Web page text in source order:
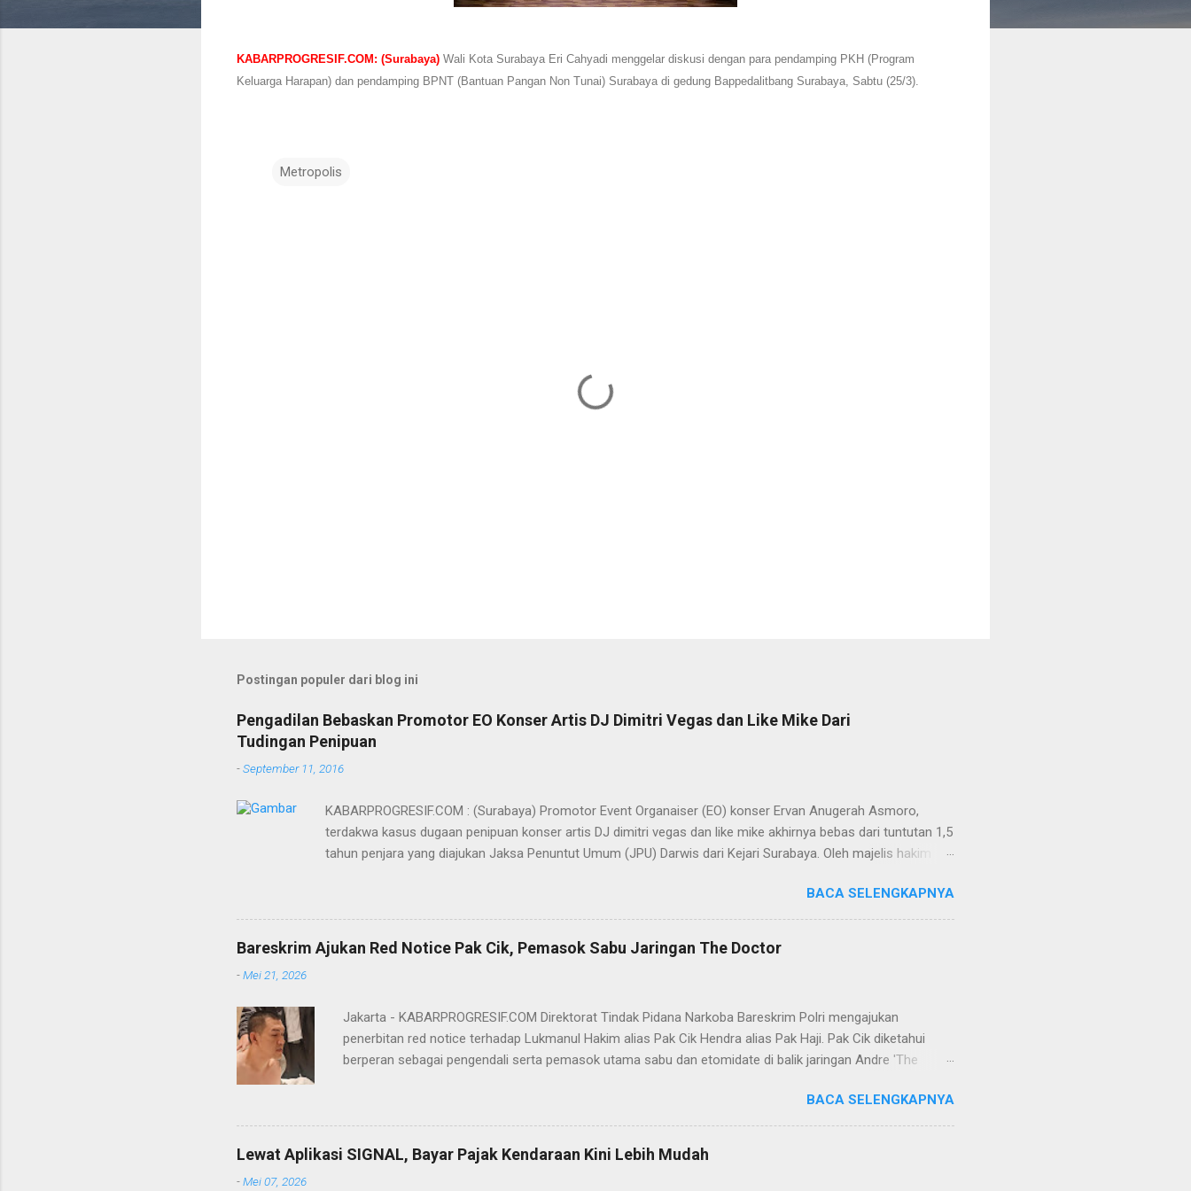
KABARPROGRESIF.COM: (Surabaya) Wali Kota Surabaya Eri Cahyadi menggelar diskusi dengan para pendamping PKH (Program
Keluarga Harapan) dan pendamping BPNT (Bantuan Pangan Non Tunai) Surabaya di gedung Bappedalitbang Surabaya, Sabtu (25/3).
Metropolis
Postingan populer dari blog ini
Pengadilan Bebaskan Promotor EO Konser Artis DJ Dimitri Vegas dan Like Mike Dari
Tudingan Penipuan
-September 11, 2016
KABARPROGRESIF.COM : (Surabaya) Promotor Event Organaiser (EO) konser Ervan Anugerah Asmoro,
terdakwa kasus dugaan penipuan konser artis DJ dimitri vegas dan like mike akhirnya bebas dari tuntutan 1,5
tahun penjara yang diajukan Jaksa Penuntut Umum (JPU) Darwis dari Kejari Surabaya. Oleh majelis hakim
pidana. Dalam pertimbangannya, hakim Sigit menerangkan, majelis hakim berpendapat bahwa perbuatan
terdakwa Ervan tersebut tidak terdapat unsur penipuan sehingga dianggap bukan merupakan tindak pidana.
Menurut majelis hakim, kasus yang menjerat Ervan merupakan hubungan hukum keperdataan. Atas dasar
itulah, terdakwa Ervan diputus bebas dari tuntutan hukum (onslag van alle recht vervolging). Menanggapi hal
BACA SELENGKAPNYA
Bareskrim Ajukan Red Notice Pak Cik, Pemasok Sabu Jaringan The Doctor
-Mei 21, 2026
Jakarta - KABARPROGRESIF.COM Direktorat Tindak Pidana Narkoba Bareskrim Polri mengajukan
penerbitan red notice terhadap Lukmanul Hakim alias Pak Cik Hendra alias Pak Haji. Pak Cik diketahui
berperan sebagai pengendali serta pemasok utama sabu dan etomidate di balik jaringan Andre 'The
DPO Lukmanul Hakim alias Hendra alias Pak Haji," kata Direktur Tindak Pidana Narkoba (Dirtipidnarkoba)
Bareskrim Polri Brigjen Eko Hadi Santoso. dalam keterangannya, Rabu (20/5). Eko menerangkan Pak Cik
merupakan warga negara Indonesia (WNI) asal Aceh yang saat ini terdeteksi berada di Malaysia. Namun,
belakangan status kewarganegaraan sudah berpindah menjadi warga negara Saint Kitts and Nevis.
BACA SELENGKAPNYA
Lewat Aplikasi SIGNAL, Bayar Pajak Kendaraan Kini Lebih Mudah
-Mei 07, 2026